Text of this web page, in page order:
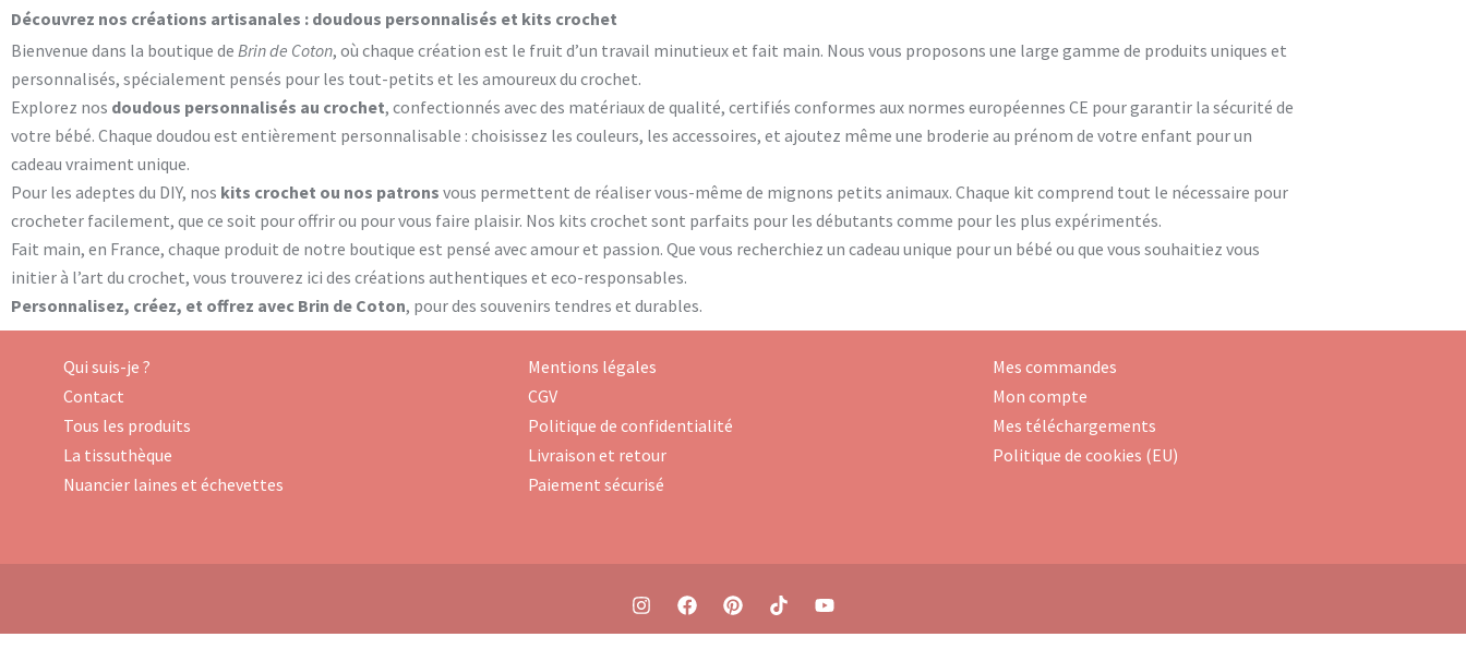
Découvrez nos créations artisanales : doudous personnalisés et kits crochet
Bienvenue dans la boutique de Brin de Coton, où chaque création est le fruit d’un travail minutieux et fait main. Nous vous proposons une large gamme de produits uniques et
personnalisés, spécialement pensés pour les tout-petits et les amoureux du crochet.
Explorez nos doudous personnalisés au crochet, confectionnés avec des matériaux de qualité, certifiés conformes aux normes européennes CE pour garantir la sécurité de
votre bébé. Chaque doudou est entièrement personnalisable : choisissez les couleurs, les accessoires, et ajoutez même une broderie au prénom de votre enfant pour un
cadeau vraiment unique.
Pour les adeptes du DIY, nos kits crochet ou nos patrons vous permettent de réaliser vous-même de mignons petits animaux. Chaque kit comprend tout le nécessaire pour
crocheter facilement, que ce soit pour offrir ou pour vous faire plaisir. Nos kits crochet sont parfaits pour les débutants comme pour les plus expérimentés.
Fait main, en France, chaque produit de notre boutique est pensé avec amour et passion. Que vous recherchiez un cadeau unique pour un bébé ou que vous souhaitiez vous
initier à l’art du crochet, vous trouverez ici des créations authentiques et eco-responsables.
Personnalisez, créez, et offrez avec Brin de Coton, pour des souvenirs tendres et durables.
Qui suis-je ?
Contact
Tous les produits
La tissuthèque
Nuancier laines et échevettes
Mentions légales
CGV
Politique de confidentialité
Livraison et retour
Paiement sécurisé
Mes commandes
Mon compte
Mes téléchargements
Politique de cookies (EU)